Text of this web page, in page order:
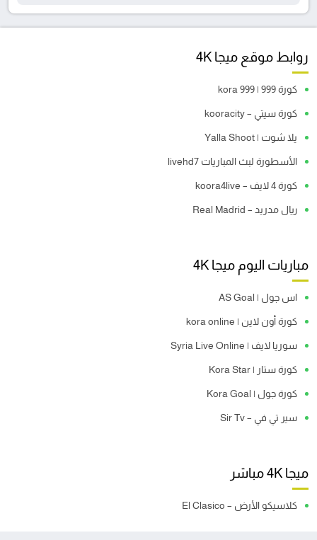
روابط موقع ميجا 4K
كورة 999 | kora 999
كورة سيتي – kooracity
يلا شوت | Yalla Shoot
الأسطورة لبث المباريات livehd7
كورة 4 لايف – koora4live
ريال مدريد – Real Madrid
مباريات اليوم ميجا 4K
اس جول | AS Goal
كورة أون لاين | kora online
سوريا لايف | Syria Live Online
كورة ستار | Kora Star
كورة جول | Kora Goal
سير تي في – Sir Tv
ميجا 4K مباشر
كلاسيكو الأرض – El Clasico